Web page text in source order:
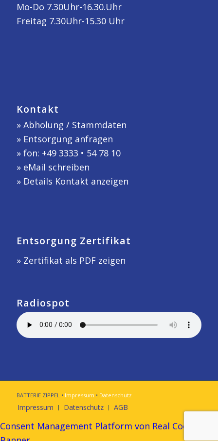
Mo-Do 7.30Uhr-16.30.Uhr
Freitag 7.30Uhr-15.30 Uhr
Kontakt
» Abholung / Stammdaten
» Entsorgung anfragen
» fon: +49 3333 • 54 78 10
» eMail schreiben
» Details Kontakt anzeigen
Entsorgung Zertifikat
» Zertifikat als PDF zeigen
Radiospot
BATTERIE ZIPPEL • Impressum • Datenschutz
Impressum Datenschutz AGB
Consent Management Platform von Real Cookie